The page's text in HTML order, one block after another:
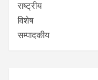
राष्ट्रीय
विशेष
सम्पादकीय